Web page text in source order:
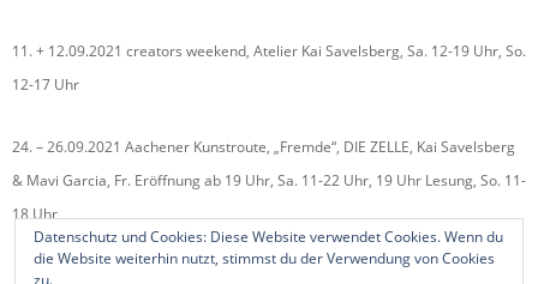
11. + 12.09.2021 creators weekend, Atelier Kai Savelsberg, Sa. 12-19 Uhr, So.
12-17 Uhr
24. – 26.09.2021 Aachener Kunstroute, „Fremde“, DIE ZELLE, Kai Savelsberg
& Mavi Garcia, Fr. Eröffnung ab 19 Uhr, Sa. 11-22 Uhr, 19 Uhr Lesung, So. 11-
18 Uhr
Datenschutz und Cookies: Diese Website verwendet Cookies. Wenn du
die Website weiterhin nutzt, stimmst du der Verwendung von Cookies
zu.